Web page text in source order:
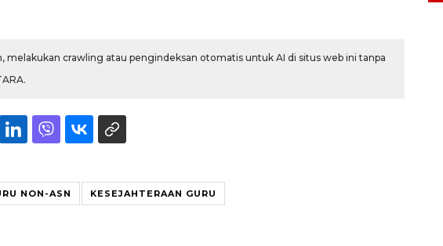
melakukan crawling atau pengindeksan otomatis untuk AI di situs web ini tanpa
NON-ASN KESEJAHTERAAN GURU